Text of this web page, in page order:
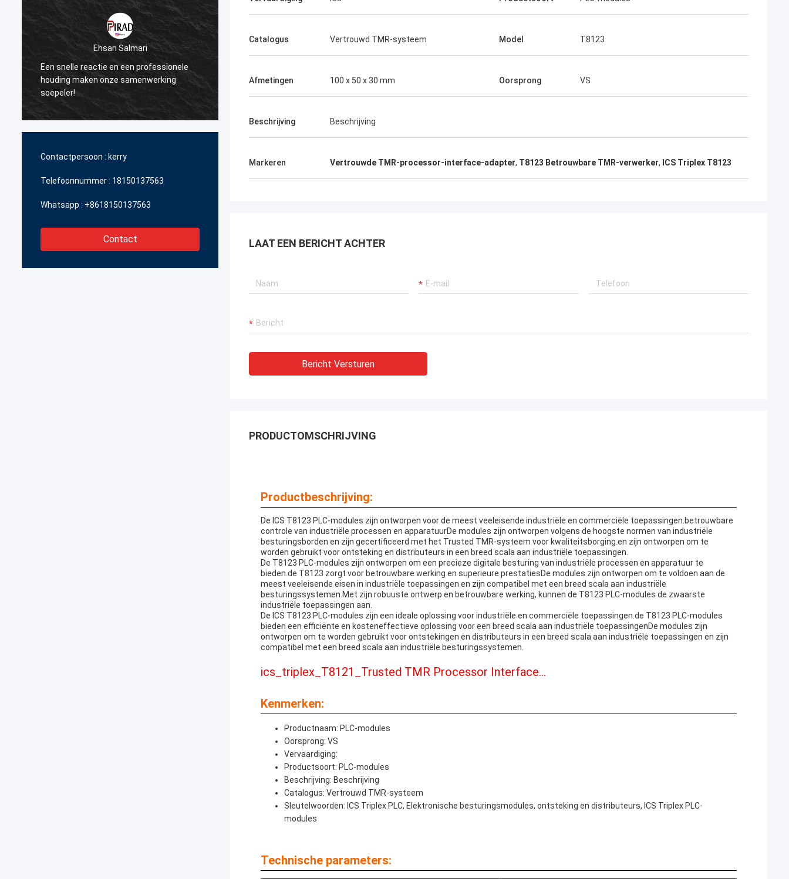
en een professionele
samenwerking
Bruno Nascimento
Dank u voor uw voortdurende hulp en
steun bij het leveren van hoogwaardige en
betaalbare producten.
Contactpersoon : kerry
Telefoonnummer : 18150137563
Whatsapp : +8618150137563
Contact
Catalogus Vertrouwd TMR-systeem Model T8123
Afmetingen 100 x 50 x 30 mm Oorsprong VS
Beschrijving Beschrijving
Markeren Vertrouwde TMR-processor-interface-adapter, T8123 Betrouwbare TMR-verwerker, ICS Triplex T8123
LAAT EEN BERICHT ACHTER
Bericht Versturen
PRODUCTOMSCHRIJVING
Productbeschrijving:
De ICS T8123 PLC-modules zijn ontworpen voor de meest veeleisende industriële en commerciële toepassingen.betrouwbare
controle van industriële processen en apparatuurDe modules zijn ontworpen volgens de hoogste normen van industriële
besturingsborden en zijn gecertificeerd met het Trusted TMR-systeem voor kwaliteitsborging.en zijn ontworpen om te
worden gebruikt voor ontsteking en distributeurs in een breed scala aan industriële toepassingen.
De T8123 PLC-modules zijn ontworpen om een precieze digitale besturing van industriële processen en apparatuur te
bieden.de T8123 zorgt voor betrouwbare werking en superieure prestatiesDe modules zijn ontworpen om te voldoen aan de
meest veeleisende eisen in industriële toepassingen en zijn compatibel met een breed scala aan industriële
besturingssystemen.Met zijn robuuste ontwerp en betrouwbare werking, kunnen de T8123 PLC-modules de zwaarste
industriële toepassingen aan.
De ICS T8123 PLC-modules zijn een ideale oplossing voor industriële en commerciële toepassingen.de T8123 PLC-modules
bieden een efficiënte en kosteneffectieve oplossing voor een breed scala aan industriële toepassingenDe modules zijn
ontworpen om te worden gebruikt voor ontstekingen en distributeurs in een breed scala aan industriële toepassingen en zijn
compatibel met een breed scala aan industriële besturingssystemen.
ics_triplex_T8121_Trusted TMR Processor Interface...
Kenmerken:
Productnaam: PLC-modules
Oorsprong: VS
Vervaardiging:
Productsoort: PLC-modules
Beschrijving: Beschrijving
Catalogus: Vertrouwd TMR-systeem
Sleutelwoorden: ICS Triplex PLC, Elektronische besturingsmodules, ontsteking en distributeurs, ICS Triplex PLC-
modules
Technische parameters: